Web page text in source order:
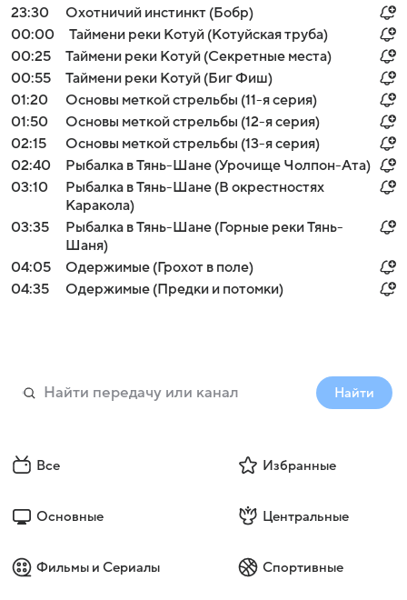
23:30
Охотничий инстинкт (Бобр)
00:00
Таймени реки Котуй (Котуйская труба)
00:25
Таймени реки Котуй (Секретные места)
00:55
Таймени реки Котуй (Биг Фиш)
01:20
Основы меткой стрельбы (11-я серия)
01:50
Основы меткой стрельбы (12-я серия)
02:15
Основы меткой стрельбы (13-я серия)
02:40
Рыбалка в Тянь-Шане (Урочище Чолпон-Ата)
03:10
Рыбалка в Тянь-Шане (В окрестностях
Каракола)
03:35
Рыбалка в Тянь-Шане (Горные реки Тянь-
Шаня)
04:05
Одержимые (Грохот в поле)
04:35
Одержимые (Предки и потомки)
Найти
Все Избранные
Основные Центральные
Фильмы и Сериалы Спортивные